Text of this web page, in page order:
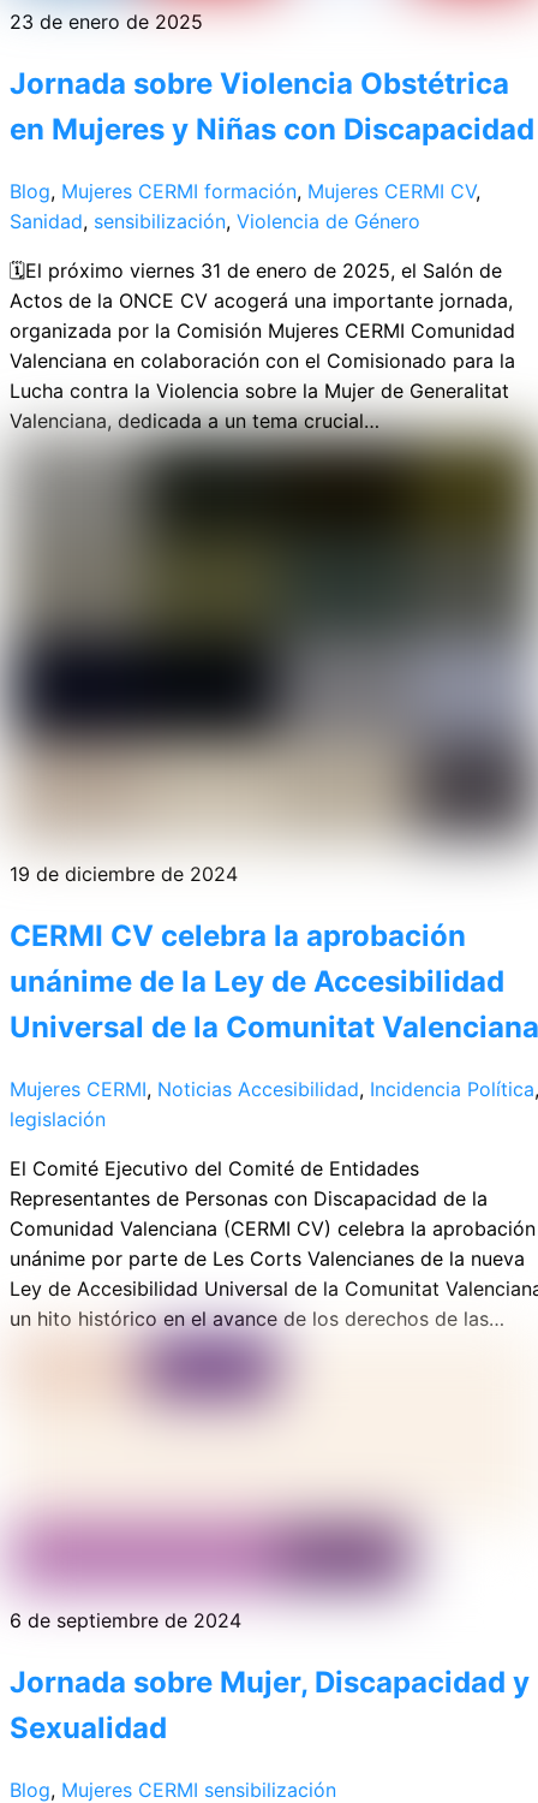
23 de enero de 2025
Jornada sobre Violencia Obstétrica
en Mujeres y Niñas con Discapacidad
Blog, Mujeres CERMI formación, Mujeres CERMI CV,
Sanidad, sensibilización, Violencia de Género
🗓️El próximo viernes 31 de enero de 2025, el Salón de
Actos de la ONCE CV acogerá una importante jornada,
organizada por la Comisión Mujeres CERMI Comunidad
Valenciana en colaboración con el Comisionado para la
Lucha contra la Violencia sobre la Mujer de Generalitat
Valenciana, dedicada a un tema crucial…
19 de diciembre de 2024
CERMI CV celebra la aprobación
unánime de la Ley de Accesibilidad
Universal de la Comunitat Valenciana
Mujeres CERMI, Noticias Accesibilidad, Incidencia Política,
legislación
El Comité Ejecutivo del Comité de Entidades
Representantes de Personas con Discapacidad de la
Comunidad Valenciana (CERMI CV) celebra la aprobación
unánime por parte de Les Corts Valencianes de la nueva
Ley de Accesibilidad Universal de la Comunitat
un hito histórico en el avance de los derechos de las…
6 de septiembre de 2024
Jornada sobre Mujer, Discapacidad y
Sexualidad
Blog, Mujeres CERMI sensibilización